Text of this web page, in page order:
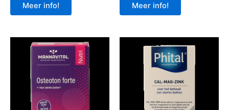
Meer info! Meer info!